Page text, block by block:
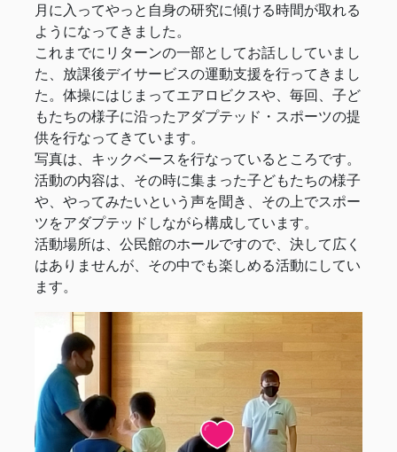
月に入ってやっと自身の研究に傾ける時間が取れる
ようになってきました。
これまでにリターンの一部としてお話ししていまし
た、放課後デイサービスの運動支援を行ってきまし
た。体操にはじまってエアロビクスや、毎回、子ど
もたちの様子に沿ったアダプテッド・スポーツの提
供を行なってきています。
写真は、キックベースを行なっているところです。
活動の内容は、その時に集まった子どもたちの様子
や、やってみたいという声を聞き、その上でスポー
ツをアダプテッドしながら構成しています。
活動場所は、公民館のホールですので、決して広く
はありませんが、その中でも楽しめる活動にしてい
ます。